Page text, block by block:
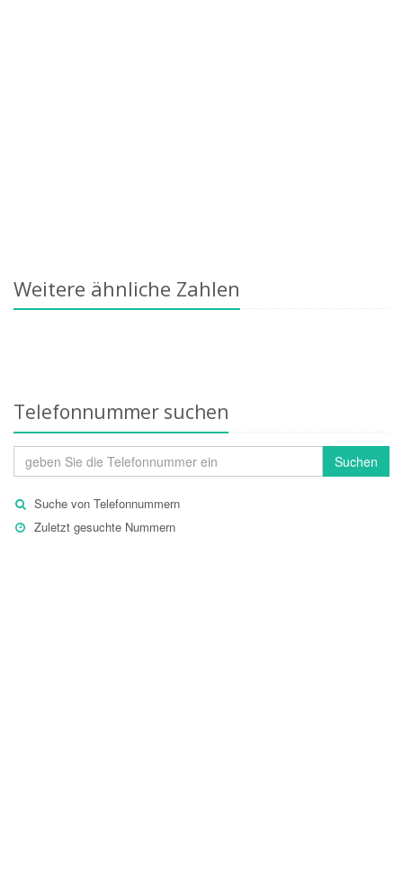
Weitere ähnliche Zahlen
Telefonnummer suchen
Suchen
Suche von Telefonnummern
Zuletzt gesuchte Nummern